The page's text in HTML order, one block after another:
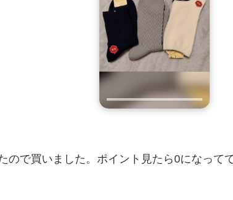
ので買いました。ポイント見たら0になって